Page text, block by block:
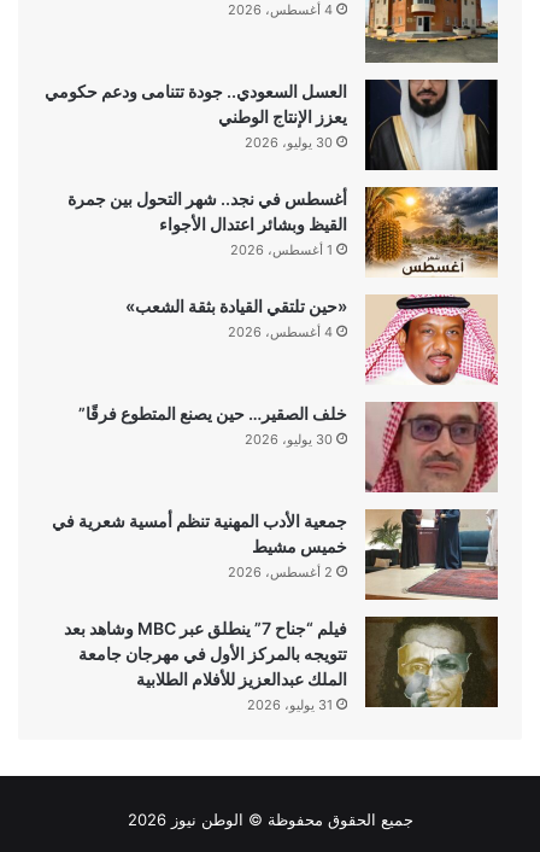
4 أغسطس، 2026
العسل السعودي.. جودة تتنامى ودعم حكومي
يعزز الإنتاج الوطني
30 يوليو، 2026
أغسطس في نجد.. شهر التحول بين جمرة
القيظ وبشائر اعتدال الأجواء
1 أغسطس، 2026
«حين تلتقي القيادة بثقة الشعب»
4 أغسطس، 2026
خلف الصقير… حين يصنع المتطوع فرقًا”
30 يوليو، 2026
جمعية الأدب المهنية تنظم أمسية شعرية في
خميس مشيط
2 أغسطس، 2026
فيلم “جناح 7” ينطلق عبر MBC وشاهد بعد
تتويجه بالمركز الأول في مهرجان جامعة
الملك عبدالعزيز للأفلام الطلابية
31 يوليو، 2026
جميع الحقوق محفوظة © الوطن نيوز 2026